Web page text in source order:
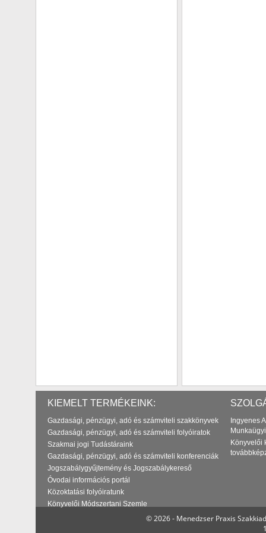
KIEMELT TERMÉKEINK:
Gazdasági, pénzügyi, adó és számviteli szakkönyvek
Gazdasági, pénzügyi, adó és számviteli folyóiratok
Szakmai jogi Tudástáraink
Gazdasági, pénzügyi, adó és számviteli konferenciák
Jogszabálygyűjtemény és Jogszabálykereső
Óvodai információs portál
Közoktatási folyóiratunk
Könyvelői Módszertani Szemle
Ingyenes
Könyvelői
© 2026 - Menedzser Praxis